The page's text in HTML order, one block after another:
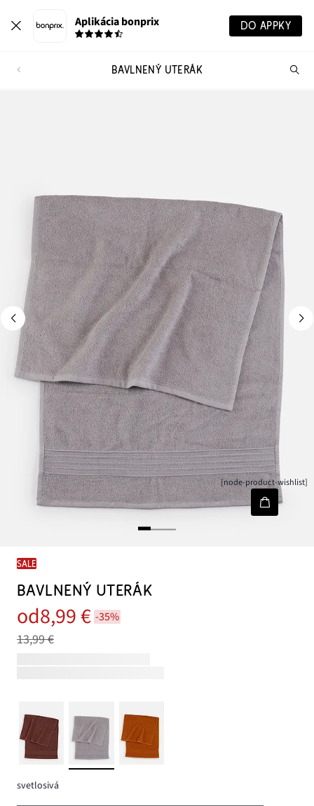
Aplikácia bonprix DO APPKY
BAVLNENÝ UTERÁK
[node-product-wishlist]
SALE
BAVLNENÝ UTERÁK
od8,99 € -35%
13,99 €
svetlosivá